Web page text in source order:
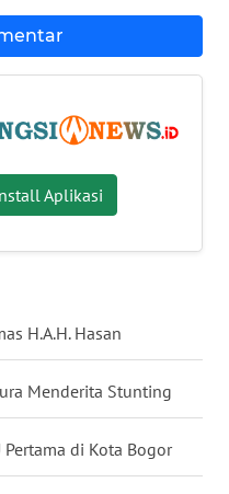
Aplikasi
H.A.H. Hasan
Menderita Stunting
Pertama di Kota Bogor